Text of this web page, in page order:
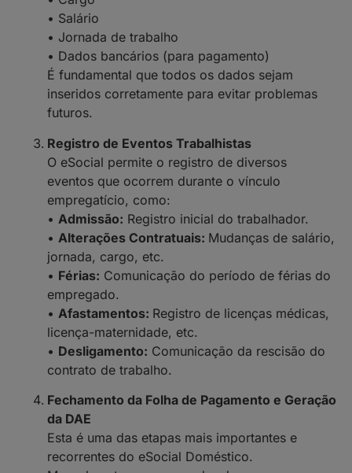
• Salário
• Jornada de trabalho
• Dados bancários (para pagamento)
É fundamental que todos os dados sejam
inseridos corretamente para evitar problemas
futuros.
Registro de Eventos Trabalhistas
O eSocial permite o registro de diversos
eventos que ocorrem durante o vínculo
empregatício, como:
• Admissão: Registro inicial do trabalhador.
• Alterações Contratuais: Mudanças de salário,
jornada, cargo, etc.
• Férias: Comunicação do período de férias do
empregado.
• Afastamentos: Registro de licenças médicas,
licença-maternidade, etc.
• Desligamento: Comunicação da rescisão do
contrato de trabalho.
Fechamento da Folha de Pagamento e Geração
da DAE
Esta é uma das etapas mais importantes e
recorrentes do eSocial Doméstico.